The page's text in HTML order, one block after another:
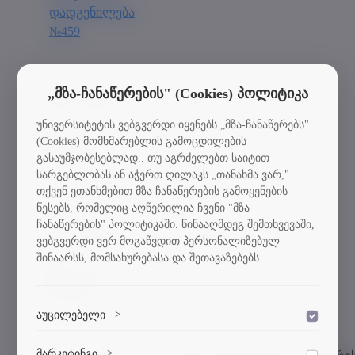
დადგენილება
№459
საქართველოს
და
მეცნიერების
მინისტრის
ბრძანება №65-
ნ
საქართველოს
განათლებისა
და
ნ
„მზა-ჩანაწერების" (Cookies) პოლიტიკა
უნივერსიტეტის ვებგვერდი იყენებს „მზა-ჩანაწერებს"
(Cookies) მომხმარებლის გამოცდილების
გასაუმჯობესებლად.. თუ აგრძელებთ საიტით
სარგებლობას ან აჭერთ ღილაკს „თანახმა ვარ,"
თქვენ ეთანხმებით მზა ჩანაწერების გამოყენების
წესებს, რომელიც აღწერილია ჩვენი "მზა
ჩანაწერების" პოლიტიკაში. წინააღმდეგ შემთხვევაში,
ვებგვერდი ვერ მოგაწვდით პერსონალიზებულ
შინაარსს, მომსახურებასა და შეთავაზებებს.
აუცილებელი >
დაშვება
ვებსაიტის გამართული ფუნქციონირებისთვის